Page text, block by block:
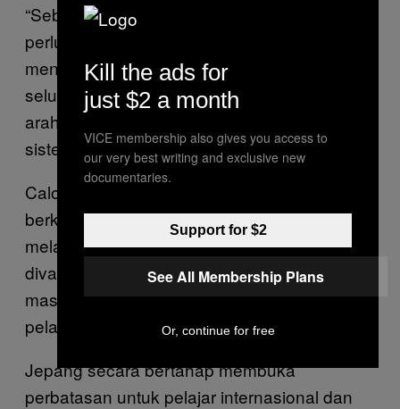
“Sebelum memasuki Jepang, wisatawan
perlu menandatangani formulir yang
menyatakan mereka setuju mematuhi
seluruh aturan percobaan ini dan mengikuti
arahan pemandu,” Fujioka menjelaskan
sistem paket wisatanya.
Calon turis harus memiliki visa khusus untuk
berkunjung ke Jepang setelah pandemi
melandai. Selama mereka sudah tiga kali
divaksin dan tidak berasal dari negara yang
masuk daftar karantina Jepang, para
pelancong tidak diwajibkan isolasi mandiri.
Jepang secara bertahap membuka
perbatasan untuk pelajar internasional dan
Kill the ads for
just $2 a month
VICE membership also gives you access to
our very best writing and exclusive new
documentaries.
Support for $2
See All Membership Plans
Or, continue for free